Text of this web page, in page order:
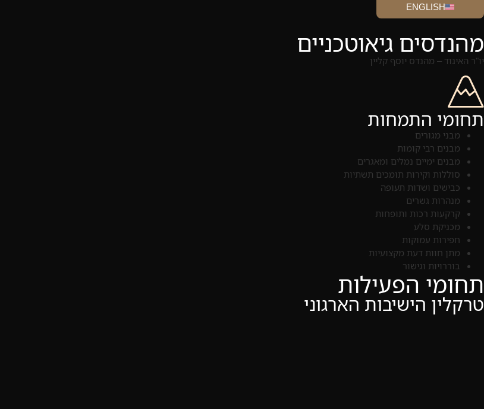
ENGLISH
מהנדסים גיאוטכניים
יו"ר האיגוד – מהנדס יוסף קליין
תחומי התמחות
מבני מגורים
מבנים רבי קומות
מבנים ימיים נמלים ומאגרים
סוללות וקירות תומכים תשתיות
כבישים ושדות תעופה
מנהרות גשרים
קרקעות רכות ותופחות
מכניקת סלע
חפירות עמוקות
מתן חוות דעת מקצועיות
בוררויות וגישור
תחומי הפעילות
טרקלין הישיבות הארגוני